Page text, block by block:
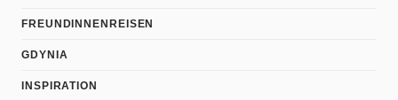
FREUNDINNENREISEN
GDYNIA
INSPIRATION